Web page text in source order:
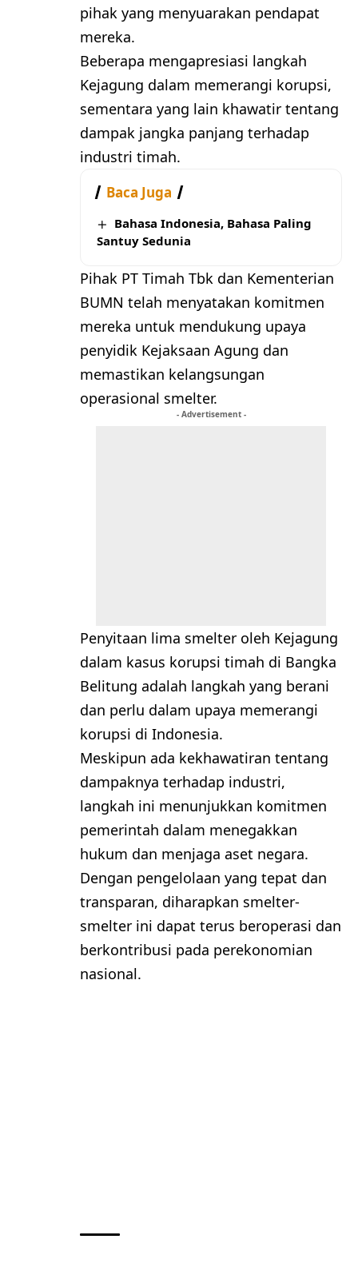
pihak yang menyuarakan pendapat
mereka.
Beberapa mengapresiasi langkah
Kejagung dalam memerangi korupsi,
sementara yang lain khawatir tentang
dampak jangka panjang terhadap
industri timah.
Baca Juga
Bahasa Indonesia, Bahasa Paling
Santuy Sedunia
Pihak PT Timah Tbk dan Kementerian
BUMN telah menyatakan komitmen
mereka untuk mendukung upaya
penyidik Kejaksaan Agung dan
memastikan kelangsungan
operasional smelter.
- Advertisement -
Penyitaan lima smelter oleh Kejagung
dalam kasus korupsi timah di Bangka
Belitung adalah langkah yang berani
dan perlu dalam upaya memerangi
korupsi di Indonesia.
Meskipun ada kekhawatiran tentang
dampaknya terhadap industri,
langkah ini menunjukkan komitmen
pemerintah dalam menegakkan
hukum dan menjaga aset negara.
Dengan pengelolaan yang tepat dan
transparan, diharapkan smelter-
smelter ini dapat terus beroperasi dan
berkontribusi pada perekonomian
nasional.